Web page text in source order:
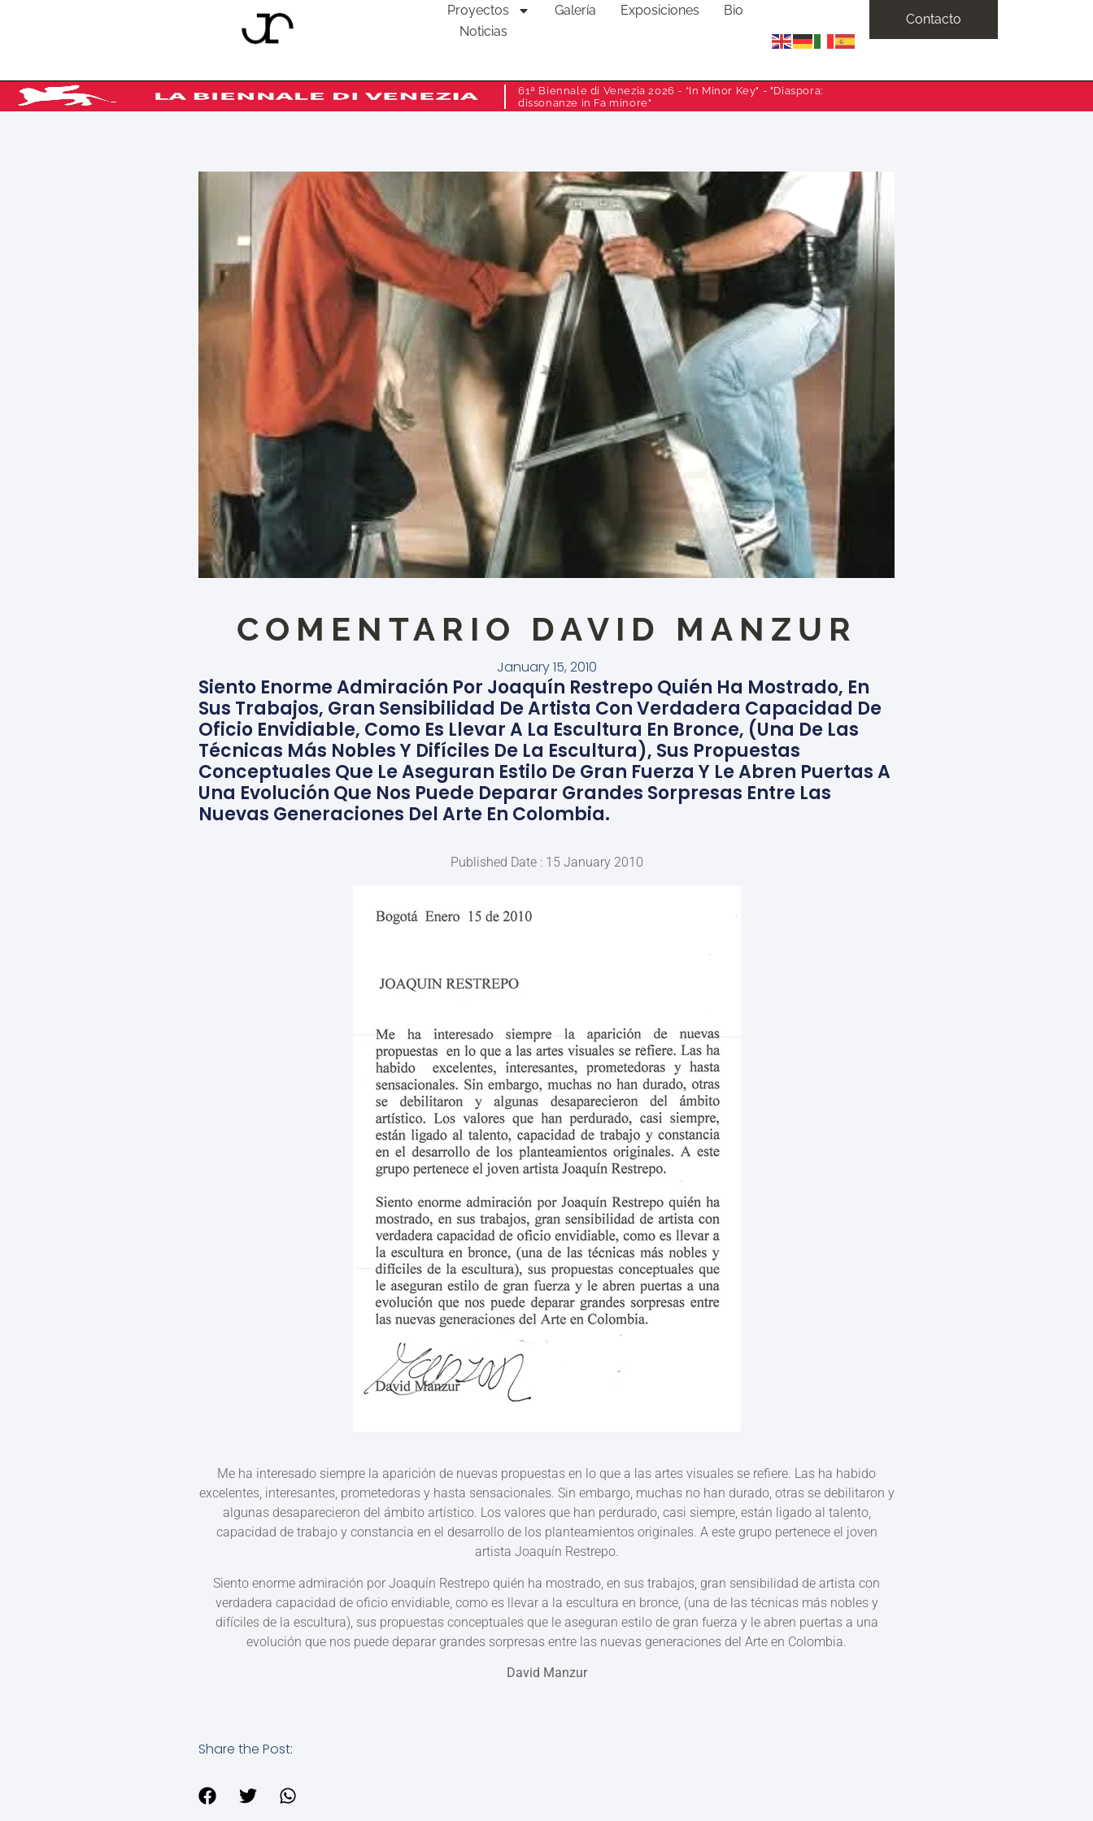
Proyectos Galería Exposiciones
Bio
Noticias
Contacto
61ª Biennale di Venezia 2026 - “In Minor Key" - "Diaspora:
dissonanze in Fa minore"
COMENTARIO DAVID MANZUR
January 15, 2010
Siento Enorme Admiración Por Joaquín Restrepo Quién Ha Mostrado, En
Sus Trabajos, Gran Sensibilidad De Artista Con Verdadera Capacidad De
Oficio Envidiable, Como Es Llevar A La Escultura En Bronce, (una De Las
Técnicas Más Nobles Y Difíciles De La Escultura), Sus Propuestas
Conceptuales Que Le Aseguran Estilo De Gran Fuerza Y Le Abren Puertas A
Una Evolución Que Nos Puede Deparar Grandes Sorpresas Entre Las
Nuevas Generaciones Del Arte En Colombia.
Published Date : 15 January 2010
Me ha interesado siempre la aparición de nuevas propuestas en lo que a las artes visuales se refiere. Las ha habido
excelentes, interesantes, prometedoras y hasta sensacionales. Sin embargo, muchas no han durado, otras se debilitaron y
algunas desaparecieron del ámbito artístico. Los valores que han perdurado, casi siempre, están ligado al talento,
capacidad de trabajo y constancia en el desarrollo de los planteamientos originales. A este grupo pertenece el joven
artista Joaquín Restrepo.
Siento enorme admiración por Joaquín Restrepo quién ha mostrado, en sus trabajos, gran sensibilidad de artista con
verdadera capacidad de oficio envidiable, como es llevar a la escultura en bronce, (una de las técnicas más nobles y
difíciles de la escultura), sus propuestas conceptuales que le aseguran estilo de gran fuerza y le abren puertas a una
evolución que nos puede deparar grandes sorpresas entre las nuevas generaciones del Arte en Colombia.
David Manzur
Share the Post: